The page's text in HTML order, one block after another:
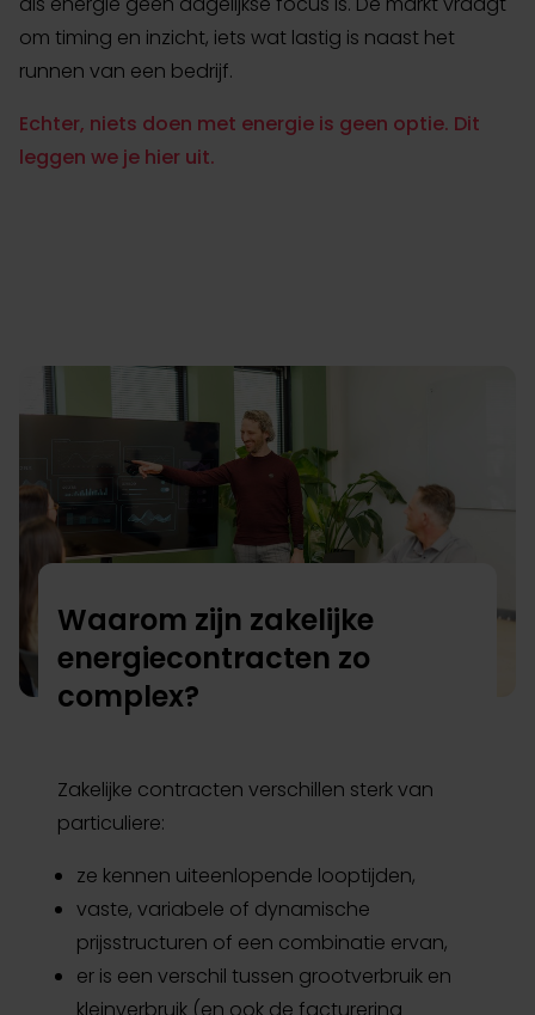
om timing en inzicht, iets wat lastig is naast het
runnen van een bedrijf.
Echter, niets doen met energie is geen optie. Dit
leggen we je hier uit.
Waarom zijn zakelijke
energiecontracten zo
complex?
Zakelijke contracten verschillen sterk van
particuliere:
ze kennen uiteenlopende looptijden,
vaste, variabele of dynamische
prijsstructuren of een combinatie ervan,
er is een verschil tussen grootverbruik en